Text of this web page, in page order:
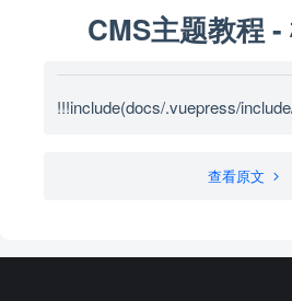
CMS主题教程 -
!!!include(docs/.vuepress/
查看原文